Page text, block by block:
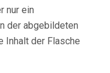
nur ein
der abgebildeten
Inhalt der Flasche